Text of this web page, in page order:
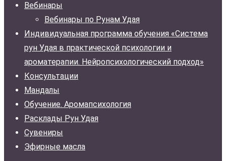
Вебинары
Вебинары по Рунам Удая
Индивидуальная программа обучения «Система
рун Удая в практической психологии и
ароматерапии. Нейропсихологический подход»
Консультации
Мандалы
Обучение. Аромапсихология
Расклады Рун Удая
Сувениры
Эфирные масла